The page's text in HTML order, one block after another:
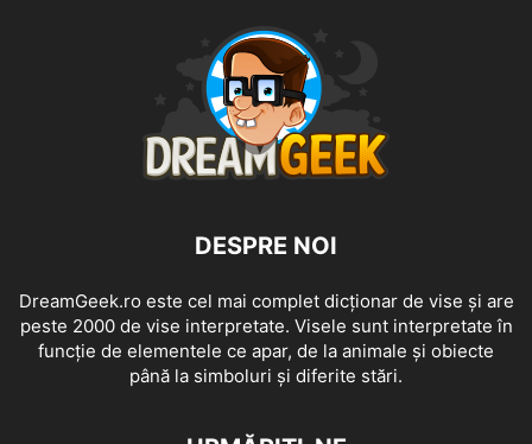
DESPRE NOI
DreamGeek.ro este cel mai complet dicționar de vise și are
peste 2000 de vise interpretate. Visele sunt interpretate în
funcție de elementele ce apar, de la animale și obiecte
până la simboluri și diferite stări.